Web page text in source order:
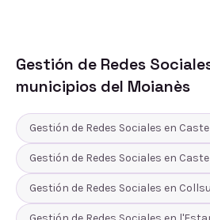
Gestión de Redes
municipios del Moianès
Gestión de Redes Sociales en
Gestión de Redes Sociales en
Gestión de Redes Sociales en